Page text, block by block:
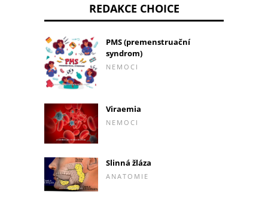
REDAKCE CHOICE
PMS (premenstruační
syndrom)
NEMOCI
Viraemia
NEMOCI
Slinná žláza
ANATOMIE